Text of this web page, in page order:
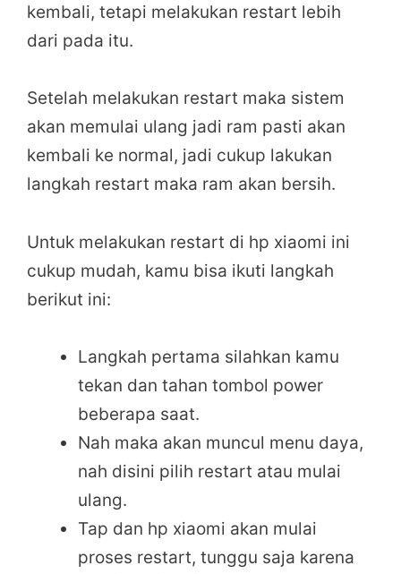
kembali, tetapi melakukan restart lebih
dari pada itu.
Setelah melakukan restart maka sistem
akan memulai ulang jadi ram pasti akan
kembali ke normal, jadi cukup lakukan
langkah restart maka ram akan bersih.
Untuk melakukan restart di hp xiaomi ini
cukup mudah, kamu bisa ikuti langkah
berikut ini:
Langkah pertama silahkan kamu
tekan dan tahan tombol power
beberapa saat.
Nah maka akan muncul menu daya,
nah disini pilih restart atau mulai
ulang.
Tap dan hp xiaomi akan mulai
proses restart, tunggu saja karena